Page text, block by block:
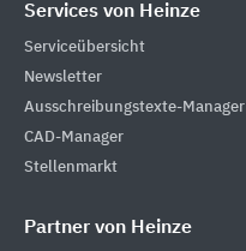
Services von Heinze
Serviceübersicht
Newsletter
Ausschreibungstexte-Manager
CAD-Manager
Stellenmarkt
Partner von Heinze